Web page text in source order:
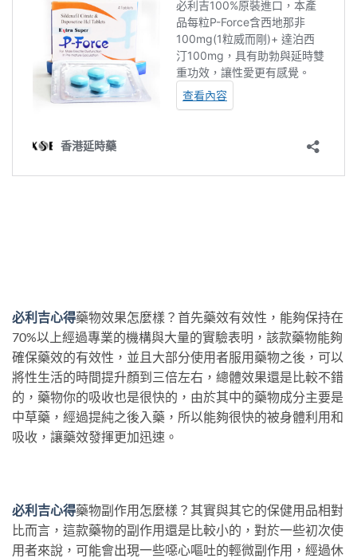
必利吉心得藥物效果怎麼樣？首先藥效有效性，能夠保持在
70%以上經過專業的機構與大量的實驗表明，該款藥物能夠
確保藥效的有效性，並且大部分使用者服用藥物之後，可以
將性生活的時間提升顏到三倍左右，總體效果還是比較不錯
的，藥物你的吸收也是很快的，由於其中的藥物成分主要是
中草藥，經過提純之後入藥，所以能夠很快的被身體利用和
吸收，讓藥效發揮更加迅速。
必利吉心得藥物副作用怎麼樣？其實與其它的保健用品相對
比而言，這款藥物的副作用還是比較小的，對於一些初次使
用者來說，可能會出現一些噁心嘔吐的輕微副作用，經過休